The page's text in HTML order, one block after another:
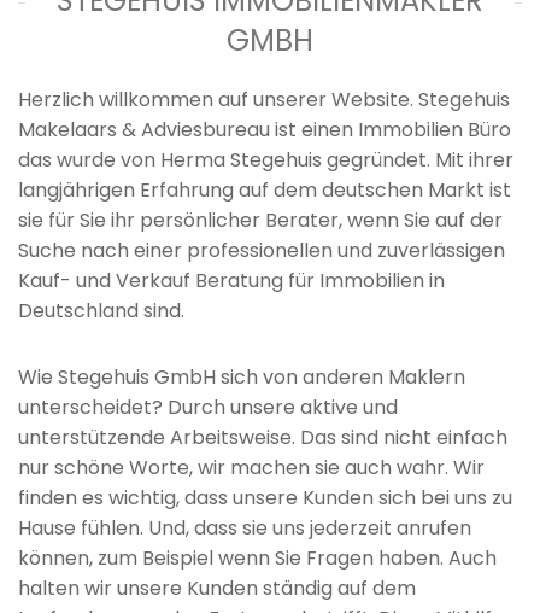
GMBH
Herzlich willkommen auf unserer Website. Stegehuis
Makelaars & Adviesbureau ist einen Immobilien Büro
das wurde von Herma Stegehuis gegründet. Mit ihrer
langjährigen Erfahrung auf dem deutschen Markt ist
sie für Sie ihr persönlicher Berater, wenn Sie auf der
Suche nach einer professionellen und zuverlässigen
Kauf- und Verkauf Beratung für Immobilien in
Deutschland sind.
Wie Stegehuis GmbH sich von anderen Maklern
unterscheidet? Durch unsere aktive und
unterstützende Arbeitsweise. Das sind nicht einfach
nur schöne Worte, wir machen sie auch wahr. Wir
finden es wichtig, dass unsere Kunden sich bei uns zu
Hause fühlen. Und, dass sie uns jederzeit anrufen
können, zum Beispiel wenn Sie Fragen haben. Auch
halten wir unsere Kunden ständig auf dem